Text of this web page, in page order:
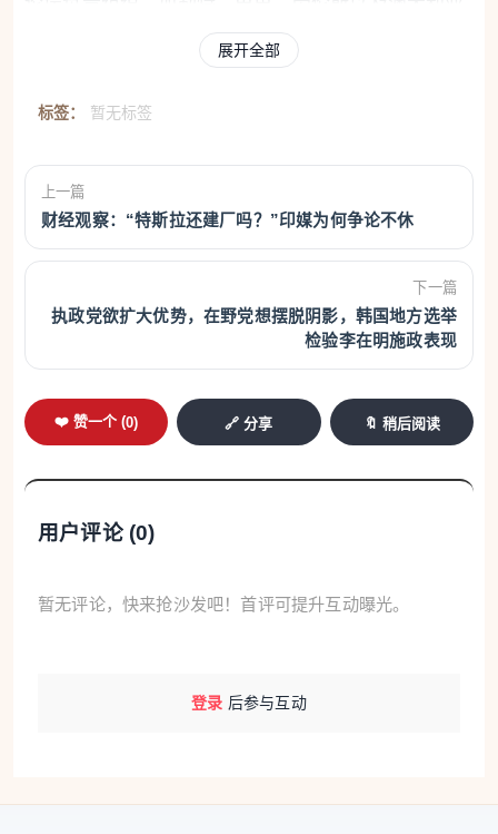
研究所联合首席执行官莉安·明舒尔和“国际废除核武
器运动”成员卡琳娜·莱斯特等5人组成专门委员会共同
主持调查，加勒特担任首席调查员。
报道称，调查重点审视的问题包括美英澳“三边安全伙
伴关系”是否会损害澳大利亚主权，该项目能否提升澳
大利亚安全，这些潜艇能否按时在预算内交付，以及
潜艇的放射性废料将如何处理等。该调查还将评估澳
大利亚通过“奥库斯”获得的核能力对其与中国关系的
影响。未来可能的核事故以及核不扩散问题也将被纳
费来自众筹，并将于今年10月公布调查报告。
的“奥库斯”协议进行公开审查。目前，澳大利亚国内
剧。莉安·明舒尔表示，该项目的巨额成本令人难以想
劳伦斯则称，透明度是“任何正常运作的民主制度的基
展开全部
标签： 暂无标签
上一篇
财经观察：“特斯拉还建厂吗？”印媒为何争论不休
下一篇
执政党欲扩大优势，在野党想摆脱阴影，韩国地方选举
检验李在明施政表现
❤️ 赞一个 (0) 🔗 分享 🔖 稍后阅读
用户评论 (0)
暂无评论，快来抢沙发吧！首评可提升互动曝光。
登录 后参与互动